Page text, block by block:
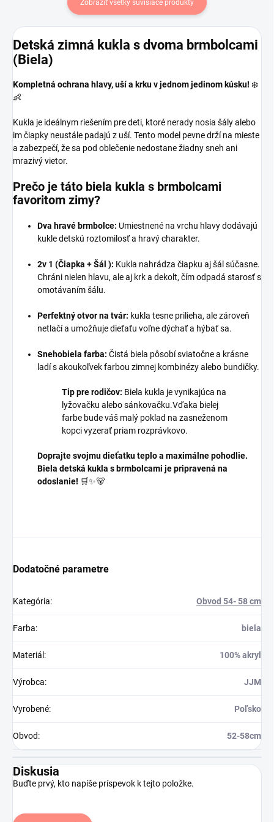
Zobraziť všetky súvisiace produkty
Detská zimná kukla s dvoma brmbolcami
(Biela)
Kompletná ochrana hlavy, uší a krku v jednom jedinom kúsku! ❄️
👶
Kukla je ideálnym riešením pre deti, ktoré nerady nosia šály alebo
im čiapky neustále padajú z uší. Tento model pevne drží na mieste
a zabezpečí, že sa pod oblečenie nedostane žiadny sneh ani
mrazivý vietor.
Prečo je táto biela kukla s brmbolcami
favoritom zimy?
Dva hravé brmbolce: Umiestnené na vrchu hlavy dodávajú
kukle detskú roztomilosť a hravý charakter.
2v 1 (Čiapka + Šál ): Kukla nahrádza čiapku aj šál súčasne.
Chráni nielen hlavu, ale aj krk a dekolt, čím odpadá starosť s
omotávaním šálu.
Perfektný otvor na tvár: kukla tesne prilieha, ale zároveň
netlačí a umožňuje dieťaťu voľne dýchať a hýbať sa.
Snehobiela farba: Čistá biela pôsobí sviatočne a krásne
ladí s akoukoľvek farbou zimnej kombinézy alebo bundičky.
Tip pre rodičov: Biela kukla je vynikajúca na
lyžovačku alebo sánkovačku.Vďaka bielej
farbe bude váš malý poklad na zasneženom
kopci vyzerať priam rozprávkovo.
Doprajte svojmu dieťatku teplo a maximálne pohodlie.
Biela detská kukla s brmbolcami je pripravená na
odoslanie! 🛒✨🐻
Dodatočné parametre
Kategória: Obvod 54- 58 cm
Farba: biela
Materiál : 100% akryl
Výrobca: JJM
Vyrobené: Poľsko
Obvod: 52-58cm
Diskusia
Buďte prvý, kto napíše príspevok k tejto položke.